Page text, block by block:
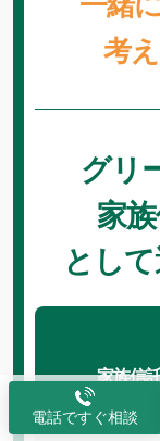
考
グリ
家
とし
家族信
経験方法
電話ですぐ相談